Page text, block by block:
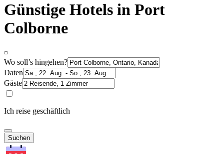
Günstige Hotels in Port
Colborne
Wo soll’s hingehen?
Daten
Gäste
Ich reise geschäftlich
Suchen